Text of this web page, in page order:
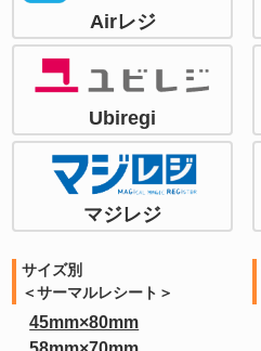
Airレジ
Ubiregi
マジレジ
サイズ別
＜サーマルレシート＞
45mm×80mm